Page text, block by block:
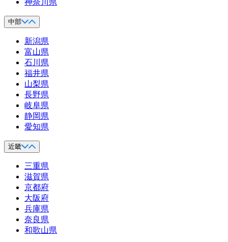
神奈川県
中部
新潟県
富山県
石川県
福井県
山梨県
長野県
岐阜県
静岡県
愛知県
近畿
三重県
滋賀県
京都府
大阪府
兵庫県
奈良県
和歌山県